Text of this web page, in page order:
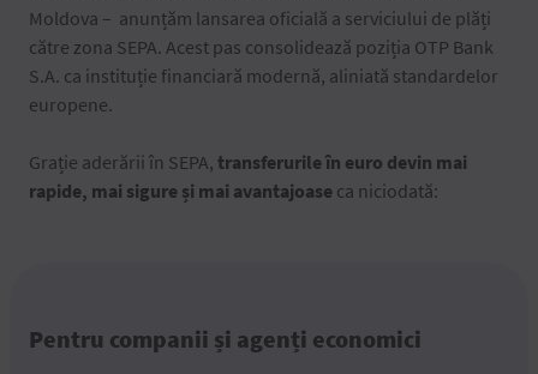
Moldova – anunțăm lansarea oficială a serviciului de plăți
către zona SEPA. Acest pas consolidează poziția OTP Bank
S.A. ca instituție financiară modernă, aliniată standardelor
europene.
Grație aderării în SEPA, transferurile în euro devin mai
rapide, mai sigure și mai avantajoase ca niciodată:
Pentru companii și agenți economici